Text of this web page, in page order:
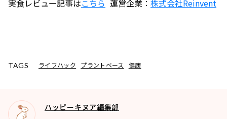
実食レビュー記事はこちら 運営企業： 株式会社Reinvent
TAGS ライフハック プラントベース 健康
ハッピーキヌア編集部